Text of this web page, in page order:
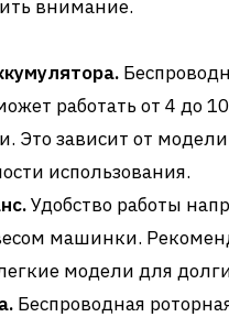
внимание.
работать от 4 до 10
Это зависит от
использования.
Удобство работы
машинки.
модели для
Беспроводная